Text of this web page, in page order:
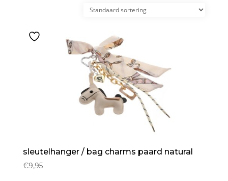
sleutelhanger / bag charms paard natural
€9,95